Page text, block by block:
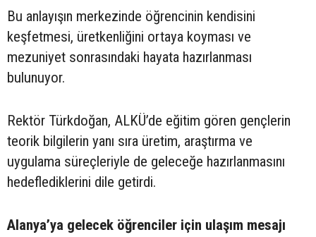
Bu anlayışın merkezinde öğrencinin kendisini
keşfetmesi, üretkenliğini ortaya koyması ve
mezuniyet sonrasındaki hayata hazırlanması
bulunuyor.
Rektör Türkdoğan, ALKÜ’de eğitim gören gençlerin
teorik bilgilerin yanı sıra üretim, araştırma ve
uygulama süreçleriyle de geleceğe hazırlanmasını
hedeflediklerini dile getirdi.
Alanya’ya gelecek öğrenciler için ulaşım mesajı